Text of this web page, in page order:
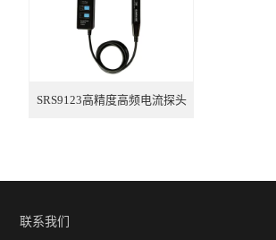
SRS9123高精度高频电流探头
联系我们